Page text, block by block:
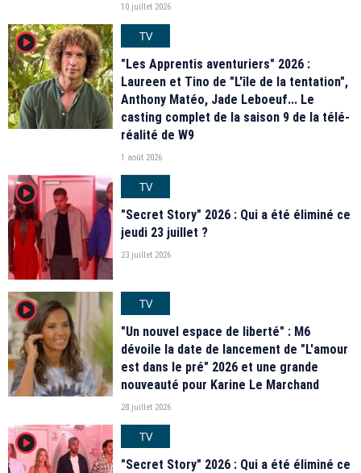
10 juillet 2026
player2
TV
"Les Apprentis aventuriers" 2026 :
Laureen et Tino de "L'île de la tentation",
Anthony Matéo, Jade Leboeuf... Le
casting complet de la saison 9 de la télé-
réalité de W9
1 août 2026
player2
TV
"Secret Story" 2026 : Qui a été éliminé ce
jeudi 23 juillet ?
23 juillet 2026
player2
TV
"Un nouvel espace de liberté" : M6
dévoile la date de lancement de "L'amour
est dans le pré" 2026 et une grande
nouveauté pour Karine Le Marchand
28 juillet 2026
player2
TV
"Secret Story" 2026 : Qui a été éliminé ce